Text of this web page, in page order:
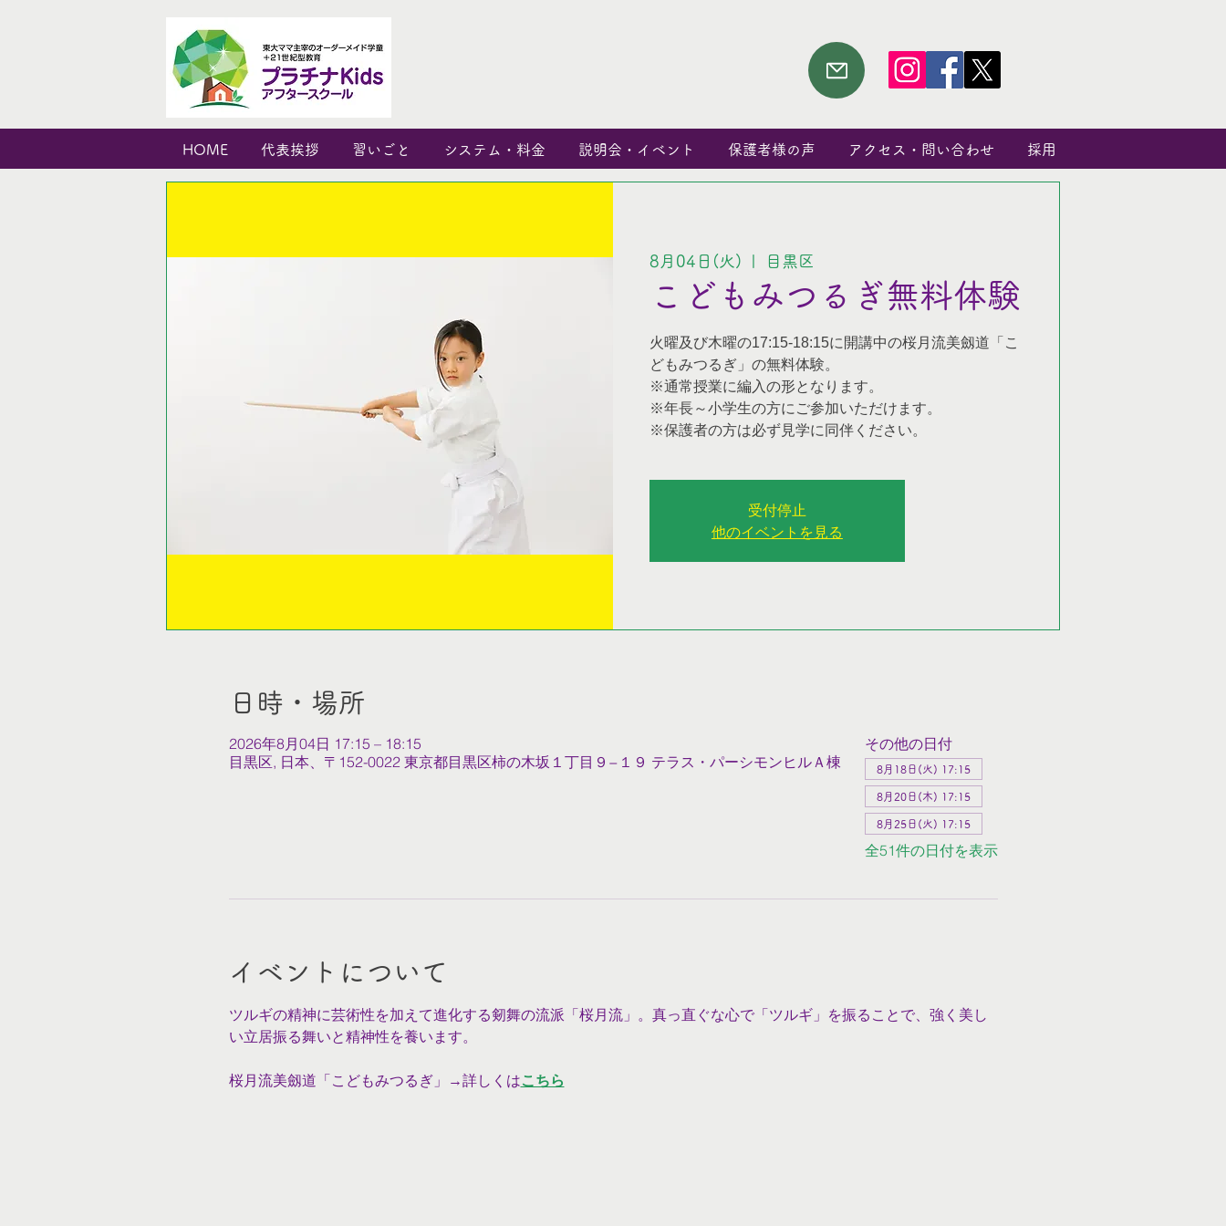
HOME 代表挨拶 習いごと システム・料金 説明会・イベント 保護者様の声 アクセス・問い合わせ 採用
8月04日(火) 目黒区
こどもみつるぎ無料体験
火曜及び木曜の17:15-18:15に開講中の桜月流美劔道「こ
どもみつるぎ」の無料体験。
※通常授業に編入の形となります。
※年長～小学生の方にご参加いただけます。
※保護者の方は必ず見学に同伴ください。
受付停止
他のイベントを見る
日時・場所
2026年8月04日 17:15 – 18:15
目黒区, 日本、〒152-0022 東京都目黒区柿の木坂１丁目９−１９ テラス・パーシモンヒルＡ棟
その他の日付
8月18日(火) 17:15
8月20日(木) 17:15
8月25日(火) 17:15
全51件の日付を表示
イベントについて
ツルギの精神に芸術性を加えて進化する剱舞の流派「桜月流」。真っ直ぐな心で「ツルギ」を振ることで、強く美し
い立居振る舞いと精神性を養います。
桜月流美劔道「こどもみつるぎ」→詳しくはこちら